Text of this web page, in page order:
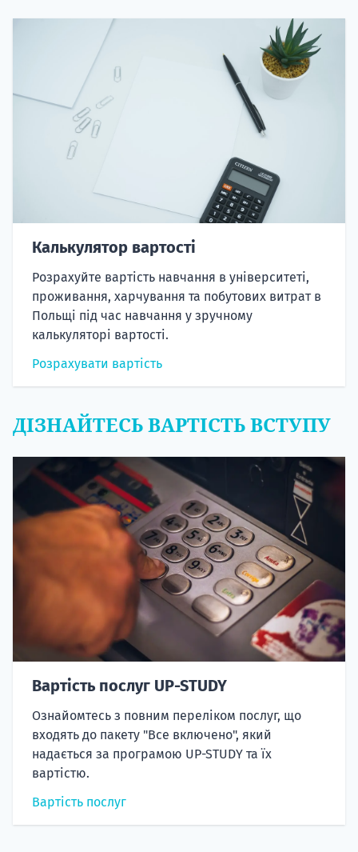
Калькулятор вартості
Розрахуйте вартість навчання в університеті,
проживання, харчування та побутових витрат в
Польщі під час навчання у зручному
калькуляторі вартості.
Розрахувати вартість
ДІЗНАЙТЕСЬ ВАРТІСТЬ ВСТУПУ
Вартість послуг UP-STUDY
Ознайомтесь з повним переліком послуг, що
входять до пакету "Все включено", який
надається за програмою UP-STUDY та їх
вартістю.
Вартість послуг